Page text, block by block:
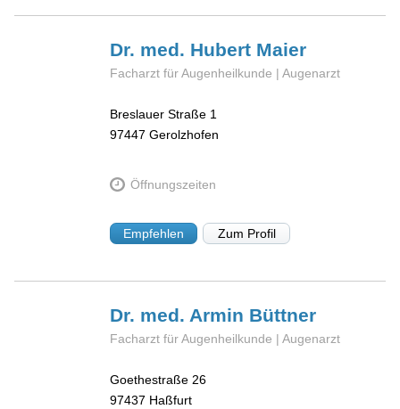
Dr. med. Hubert Maier
Facharzt für Augenheilkunde | Augenarzt
Breslauer Straße 1
97447 Gerolzhofen
Öffnungszeiten
Empfehlen Zum Profil
Dr. med. Armin Büttner
Facharzt für Augenheilkunde | Augenarzt
Goethestraße 26
97437 Haßfurt